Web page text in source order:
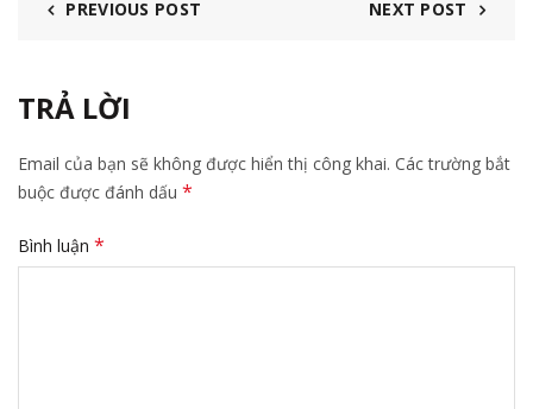
PREVIOUS POST NEXT POST
TRẢ LỜI
Email của bạn sẽ không được hiển thị công khai. Các trường bắt
buộc được đánh dấu *
Bình luận *